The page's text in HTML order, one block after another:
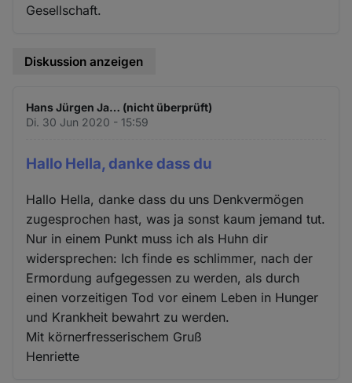
Gesellschaft.
Diskussion anzeigen
Hans Jürgen Ja… (nicht überprüft)
Di. 30 Jun 2020 - 15:59
Hallo Hella, danke dass du
Hallo Hella, danke dass du uns Denkvermögen
zugesprochen hast, was ja sonst kaum jemand tut.
Nur in einem Punkt muss ich als Huhn dir
widersprechen: Ich finde es schlimmer, nach der
Ermordung aufgegessen zu werden, als durch
einen vorzeitigen Tod vor einem Leben in Hunger
und Krankheit bewahrt zu werden.
Mit körnerfresserischem Gruß
Henriette